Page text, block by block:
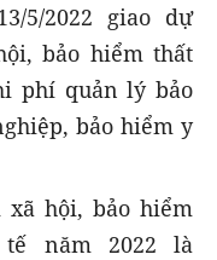
5/2022 giao dự
bảo hiểm thất
phí quản lý bảo
bảo hiểm y
xã hội, bảo hiểm
năm 2022 là